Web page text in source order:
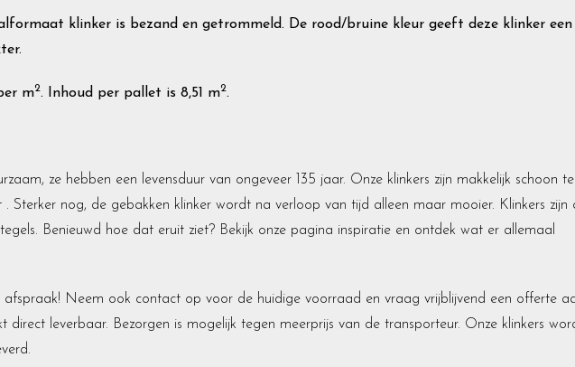
klinker is bezand en getrommeld. De rood/bruine kleur geeft deze klinker een
m2. Inhoud per pallet is 8,51 m2.
ze hebben een levensduur van ongeveer 135 jaar. Onze klinkers zijn makkelijk schoon te
. Sterker nog, de gebakken klinker wordt na verloop van tijd alleen maar mooier. Klinkers zijn
Benieuwd hoe dat eruit ziet? Bekijk onze pagina inspiratie en ontdek wat er allemaal
afspraak! Neem ook contact op voor de huidige voorraad en vraag vrijblijvend een offerte
leverbaar. Bezorgen is mogelijk tegen meerprijs van de transporteur. Onze klinkers